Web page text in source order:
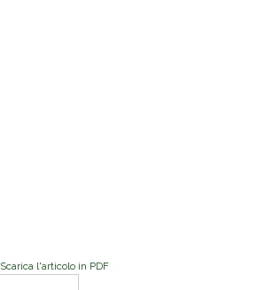
Scarica l'articolo in PDF